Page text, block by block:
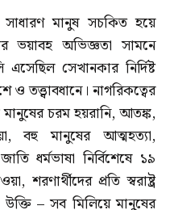
মানুষ সচকিত হয়ে
অভিজ্ঞতা সামনে
সেখানকার নির্দিষ্ট
ও তত্ত্বাবধানে। নাগরিকত্বের
চরম হয়রানি, আতঙ্ক,
বহু মানুষের আত্মহত্যা,
ধর্মভাষা নির্বিশেষে ১৯
শরণার্থীদের প্রতি স্বরাষ্ট্র
– সব মিলিয়ে মানুষের